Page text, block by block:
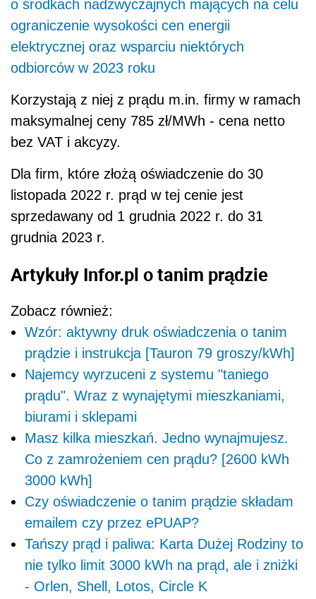
o środkach nadzwyczajnych mających na celu
ograniczenie wysokości cen energii
elektrycznej oraz wsparciu niektórych
odbiorców w 2023 roku
Korzystają z niej z prądu m.in. firmy w ramach
maksymalnej ceny 785 zł/MWh - cena netto
bez VAT i akcyzy.
Dla firm, które złożą oświadczenie do 30
listopada 2022 r. prąd w tej cenie jest
sprzedawany od 1 grudnia 2022 r. do 31
grudnia 2023 r.
Artykuły Infor.pl o tanim prądzie
Zobacz również:
Wzór: aktywny druk oświadczenia o tanim
prądzie i instrukcja [Tauron 79 groszy/kWh]
Najemcy wyrzuceni z systemu "taniego
prądu". Wraz z wynajętymi mieszkaniami,
biurami i sklepami
Masz kilka mieszkań. Jedno wynajmujesz.
Co z zamrożeniem cen prądu? [2600 kWh
3000 kWh]
Czy oświadczenie o tanim prądzie składam
emailem czy przez ePUAP?
Tańszy prąd i paliwa: Karta Dużej Rodziny to
nie tylko limit 3000 kWh na prąd, ale i zniżki
- Orlen, Shell, Lotos, Circle K